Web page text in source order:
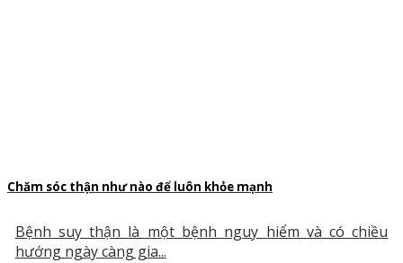
Chăm sóc thận như nào để luôn khỏe mạnh
Bệnh suy thận là một bệnh nguy hiểm và có chiều
hướng ngày càng gia...